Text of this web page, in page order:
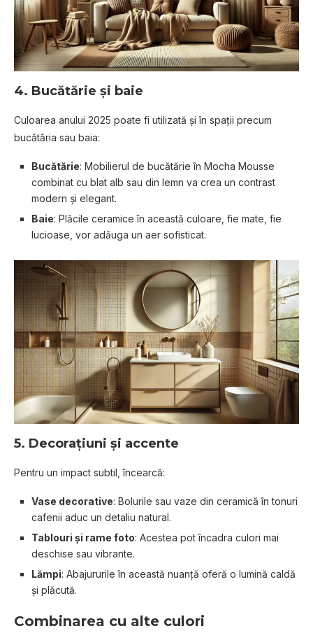
4. Bucătărie și baie
Culoarea anului 2025 poate fi utilizată și în spații precum
bucătăria sau baia:
Bucătărie: Mobilierul de bucătărie în Mocha Mousse
combinat cu blat alb sau din lemn va crea un contrast
modern și elegant.
Baie: Plăcile ceramice în această culoare, fie mate, fie
lucioase, vor adăuga un aer sofisticat.
5. Decorațiuni și accente
Pentru un impact subtil, încearcă:
Vase decorative: Bolurile sau vaze din ceramică în tonuri
cafenii aduc un detaliu natural.
Tablouri și rame foto: Acestea pot încadra culori mai
deschise sau vibrante.
Lămpi: Abajururile în această nuanță oferă o lumină caldă
și plăcută.
Combinarea cu alte culori